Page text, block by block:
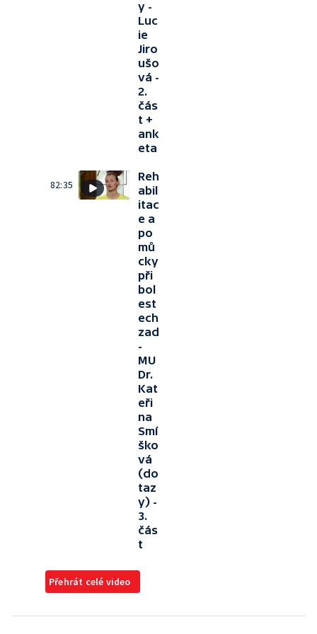
y -
Luc
ie
Jiro
ušo
vá -
2.
čás
t +
ank
eta
82:35
Reh
abil
itac
e a
po
mů
cky
při
bol
est
ech
zad
-
MU
Dr.
Kat
eři
na
Smí
ško
vá
(do
taz
y) -
3.
čás
t
Přehrát celé video